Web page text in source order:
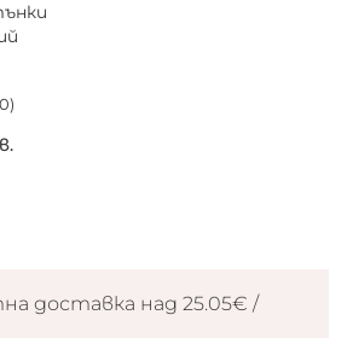
доставка над 25.05€ /